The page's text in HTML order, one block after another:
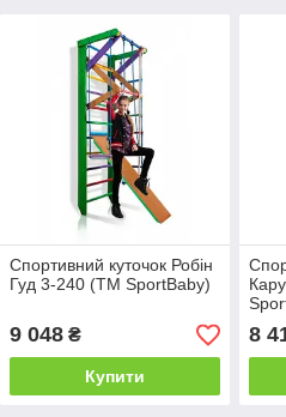
Спортивний куточок Робін
Гуд 3-240 (ТМ SportBaby)
9 048₴
Купити
8